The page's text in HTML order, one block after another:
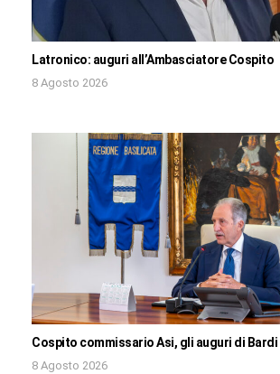
Latronico: auguri all’Ambasciatore Cospito
8 Agosto 2026
Cospito commissario Asi, gli auguri di Bardi
8 Agosto 2026